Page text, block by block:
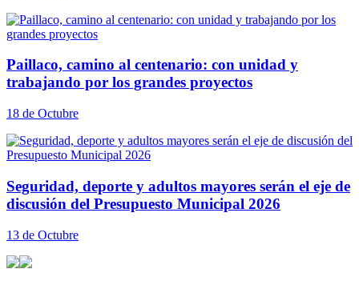
Paillaco, camino al centenario: con unidad y
trabajando por los grandes proyectos
18 de Octubre
Seguridad, deporte y adultos mayores serán el eje de
discusión del Presupuesto Municipal 2026
13 de Octubre